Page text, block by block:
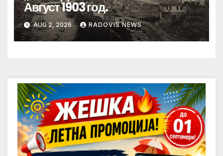
Август 1903 год.
AUG 2, 2026 RADOVIS NEWS